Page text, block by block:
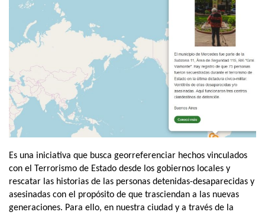
Es una iniciativa que busca georreferenciar hechos vinculados
con el Terrorismo de Estado desde los gobiernos locales y
rescatar las historias de las personas detenidas-desaparecidas y
asesinadas con el propósito de que trasciendan a las nuevas
generaciones. Para ello, en nuestra ciudad y a través de la